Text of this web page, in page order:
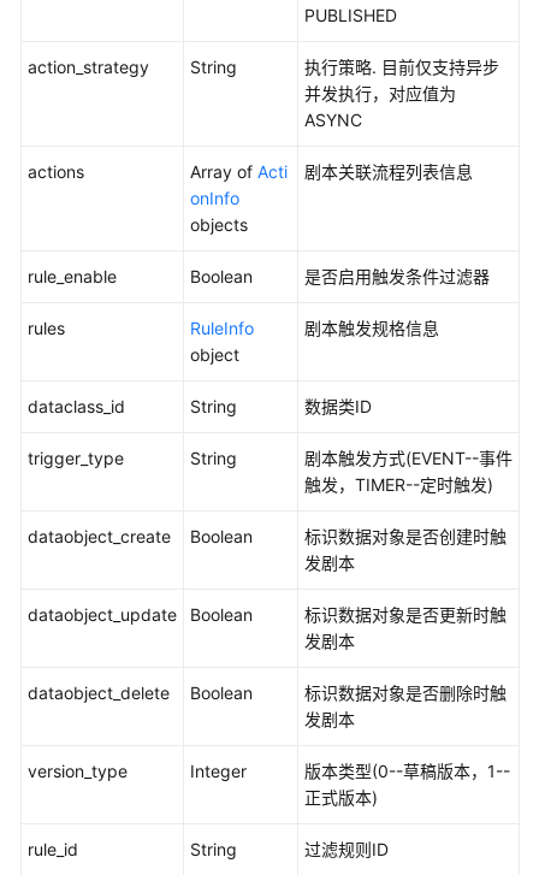
（待
管
布
定
指
PUBLISHED
action_strategy String
执行策略. 目前仅支持异步
并发执行，对应值为
ASYNC
actions Array of Acti
onInfo
objects
剧本关联流程列表信息
rule_enable Boolean 是否启用触发条件过滤器
rules
RuleInfo
object
剧本触发规格信息
dataclass_id String 数据类ID
trigger_type String
剧本触发方式(EVENT--事件
触发，TIMER--定时触发)
dataobject_create Boolean
标识数据对象是否创建时触
发剧本
dataobject_update Boolean
标识数据对象是否更新时触
发剧本
dataobject_delete Boolean
标识数据对象是否删除时触
发剧本
version_type Integer
版本类型(0--草稿版本，1--
正式版本)
rule_id String 过滤规则ID